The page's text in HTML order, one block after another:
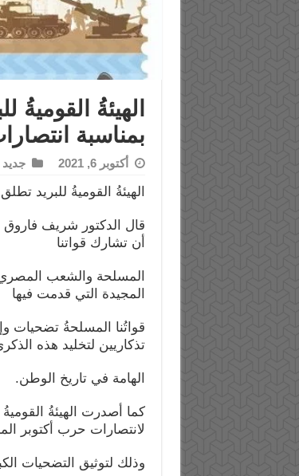
الهيئةُ
بمناسبة
أكتوبر 6, 2021 جديد
الهيئةُ القوميةُ للبريد
قال الدكتور شريف فاروق
أن تشارك قواتنا
المسلحة والشعب المصري
المجيدة التي قدمت فيها
قواتُنا المسلحةُ تضحيات
تذكاريين لتخليد هذه
الهامة في تاريخ الوطن.
كما أصدرت الهيئةُ القوميةُ
لانتصارات حرب أكتوبر
وذلك لتوثيق التضحيات